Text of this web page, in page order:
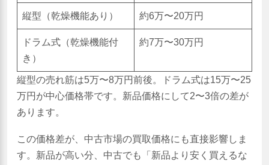
縦型（乾燥機能あり） 約6万〜20万円
ドラム式（乾燥機能付
き）
約7万〜30万円
縦型の売れ筋は5万〜8万円前後。ドラム式は15万〜25
万円が中心価格帯です。新品価格にして2〜3倍の差が
あります。
この価格差が、中古市場の買取価格にも直接影響しま
す。新品が高い分、中古でも「新品より安く買えるな